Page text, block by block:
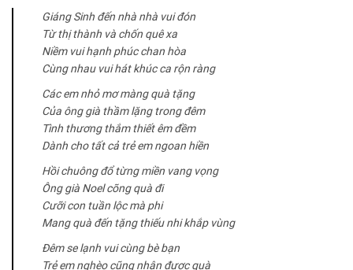
Giáng Sinh đến nhà nhà vui đón
Từ thị thành và chốn quê xa
Niềm vui hạnh phúc chan hòa
Cùng nhau vui hát khúc ca rộn ràng
Các em nhỏ mơ màng quà tặng
Của ông già thầm lặng trong đêm
Tình thương thắm thiết êm đềm
Dành cho tất cả trẻ em ngoan hiền
Hồi chuông đổ từng miền vang vọng
Ông già Noel cõng quà đi
Cưỡi con tuần lộc mà phi
Mang quà đến tặng thiếu nhi khắp vùng
Đêm se lạnh vui cùng bè bạn
Trẻ em nghèo cũng nhận được quà